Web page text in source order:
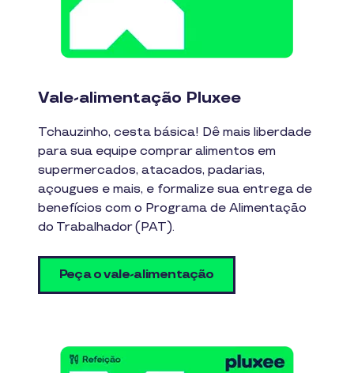
Vale-alimentação Pluxee
Tchauzinho, cesta básica! Dê mais liberdade
para sua equipe comprar alimentos em
supermercados, atacados, padarias,
açougues e mais, e formalize sua entrega de
benefícios com o Programa de Alimentação
do Trabalhador (PAT).
Peça o vale-alimentação